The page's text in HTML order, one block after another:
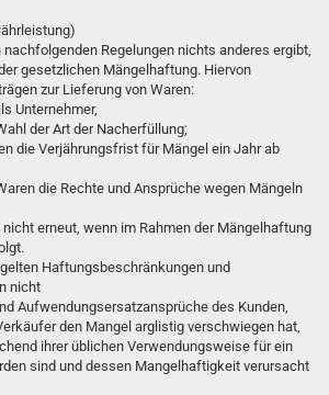
Regelungen nichts anderes ergibt,
gesetzlichen Mängelhaftung. Hiervon
zur Lieferung von Waren:
Unternehmer,
der Art der Nacherfüllung;
die Verjährungsfrist für Mängel ein Jahr ab
die Rechte und Ansprüche wegen Mängeln
erneut, wenn im Rahmen der Mängelhaftung
Haftungsbeschränkungen und
nicht
Aufwendungsersatzansprüche des Kunden,
den Mangel arglistig verschwiegen hat,
ihrer üblichen Verwendungsweise für ein
sind und dessen Mangelhaftigkeit verursacht